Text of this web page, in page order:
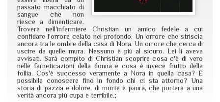
passato macchiato di
sangue che non
riesce a dimenticare.
Troverà nell'infermiere Christian un amico fedele a cui
confidare l'orrore celato nel profondo. Un orrore che striscia
ancora tra le ombre della casa di Nora. Un orrore che cerca di
uscire da quelle mura. Nessuno è più al sicuro. Lei li aveva
avvisati. Sarà compito di Christian scoprire cosa c'è di vero
nelle farneticazioni della donna e cosa è invece frutto della
follia. Cos'è successo veramente a Nora in quella casa? È
possibile conoscere fino in fondo chi ci sta attorno? Una
storia di pazzia e dolore, di morte e paura, che porterà a una
verità ancora più cupa e terribile.;